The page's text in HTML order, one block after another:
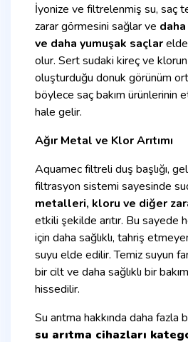
İyonize ve filtrelenmiş su, saç
zarar görmesini sağlar ve
ve daha yumuşak saçlar
olur. Sert sudaki kireç ve
oluşturduğu donuk görünüm
böylece saç bakım ürünlerinin
hale gelir.
Ağır Metal ve Klor Arıtımı
Aquamec filtreli duş başlığı,
filtrasyon sistemi sayesinde
metalleri, kloru ve diğer
etkili şekilde arıtır. Bu sayede
için daha sağlıklı, tahriş
suyu elde edilir. Temiz suyun
bir cilt ve daha sağlıklı bir
hissedilir.
Su arıtma hakkında daha
su arıtma cihazları